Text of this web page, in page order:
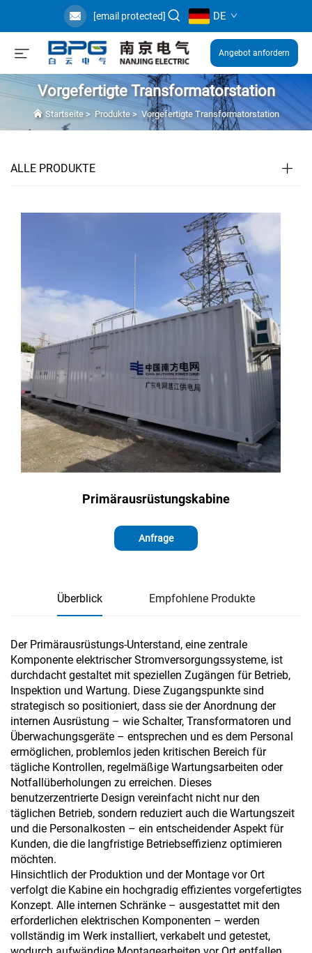
[email protected] DE
Angebot anfordern
Vorgefertigte Transformatorstation
Startseite> Produkte> Vorgefertigte Transformatorstation
ALLE PRODUKTE
Primärausrüstungskabine
Anfrage
Überblick Empfohlene Produkte
Der Primärausrüstungs-Unterstand, eine zentrale
Komponente elektrischer Stromversorgungssysteme, ist
durchdacht gestaltet mit speziellen Zugängen für Betrieb,
Inspektion und Wartung. Diese Zugangspunkte sind
strategisch so positioniert, dass sie der Anordnung der
internen Ausrüstung – wie Schalter, Transformatoren und
Überwachungsgeräte – entsprechen und es dem Personal
ermöglichen, problemlos jeden kritischen Bereich für
tägliche Kontrollen, regelmäßige Wartungsarbeiten oder
Notfallüberholungen zu erreichen. Dieses
benutzerzentrierte Design vereinfacht nicht nur den
täglichen Betrieb, sondern reduziert auch die Wartungszeit
und die Personalkosten – ein entscheidender Aspekt für
Kunden, die die langfristige Betriebseffizienz optimieren
möchten.
Hinsichtlich der Produktion und der Montage vor Ort
verfolgt die Kabine ein hochgradig effizientes vorgefertigtes
Konzept. Alle internen Schränke – ausgestattet mit den
erforderlichen elektrischen Komponenten – werden
vollständig im Werk installiert, verkabelt und getestet,